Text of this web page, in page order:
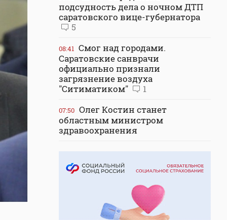
подсудность дела о ночном ДТП
саратовского вице-губернатора
5
08:41 Смог над городами.
Саратовские санврачи
официально признали
загрязнение воздуха
"Ситиматиком"
1
07:50 Олег Костин станет
областным министром
здравоохранения